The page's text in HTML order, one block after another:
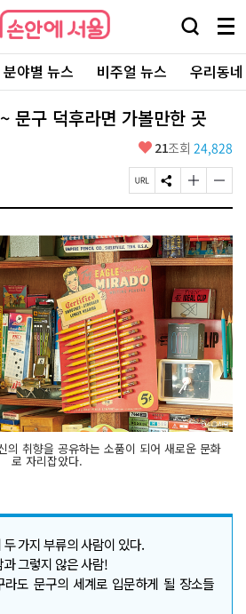
검
창
열
기
메
뉴
전
체
보
분야별 뉴스 비주얼 뉴스 우리동
문구 덕후라면 가볼만한 곳
좋
요
21조회 24,828
페
이
U
R
L
복
사
S
N
공
유
하
기
글
자
기
크
게
변
경
하
기
글
자
기
작
게
변
경
하
기
의 취향을 공유하는 소품이 되어 새로운 문화
로 자리잡았다.
가지 부류의 사람이 있다.
그렇지 않은 사람!
도 문구의 세계로 입문하게 될 장소들